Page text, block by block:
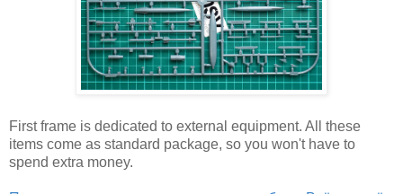
First frame is dedicated to external equipment. All these
items come as standard package, so you won't have to
spend extra money.